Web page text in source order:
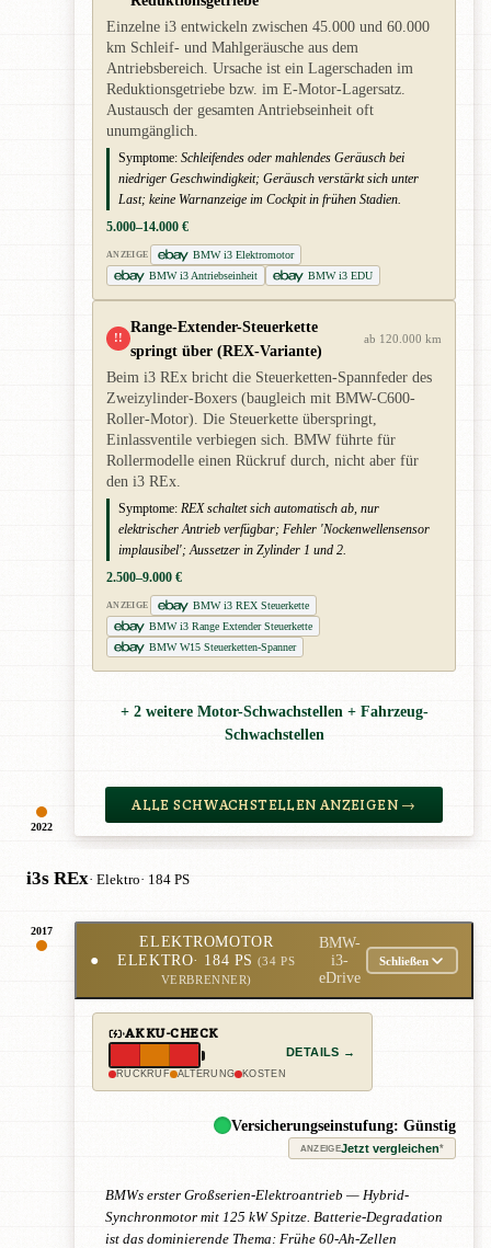
2022
Einzelne i3 entwickeln zwischen 45.000 und 60.000
km Schleif- und Mahlgeräusche aus dem
Antriebsbereich. Ursache ist ein Lagerschaden im
Reduktionsgetriebe bzw. im E-Motor-Lagersatz.
Austausch der gesamten Antriebseinheit oft
unumgänglich.
Symptome: Schleifendes oder mahlendes Geräusch bei
niedriger Geschwindigkeit; Geräusch verstärkt sich unter
Last; keine Warnanzeige im Cockpit in frühen Stadien.
5.000–14.000 €
ANZEIGE
BMW i3 Elektromotor
BMW i3 Antriebseinheit
BMW i3 EDU
!!
Range-Extender-Steuerkette
springt über (REX-Variante)
ab 120.000 km
Beim i3 REx bricht die Steuerketten-Spannfeder des
Zweizylinder-Boxers (baugleich mit BMW-C600-
Roller-Motor). Die Steuerkette überspringt,
Einlassventile verbiegen sich. BMW führte für
Rollermodelle einen Rückruf durch, nicht aber für
den i3 REx.
Symptome: REX schaltet sich automatisch ab, nur
elektrischer Antrieb verfügbar; Fehler 'Nockenwellensensor
implausibel'; Aussetzer in Zylinder 1 und 2.
2.500–9.000 €
ANZEIGE
BMW i3 REX Steuerkette
BMW i3 Range Extender Steuerkette
BMW W15 Steuerketten-Spanner
+ 2 weitere Motor-Schwachstellen + Fahrzeug-
Schwachstellen
ALLE SCHWACHSTELLEN ANZEIGEN →
i3s REx· Elektro· 184 PS
2017
●
ELEKTROMOTOR
ELEKTRO· 184 PS (34 PS
VERBRENNER)
BMW-
i3-
eDrive
Schließen
AKKU-CHECK
RÜCKRUF ALTERUNG KOSTEN
DETAILS →
Versicherungseinstufung: Günstig
ANZEIGEJetzt vergleichen*
BMWs erster Großserien-Elektroantrieb — Hybrid-
Synchronmotor mit 125 kW Spitze. Batterie-Degradation
ist das dominierende Thema: Frühe 60-Ah-Zellen